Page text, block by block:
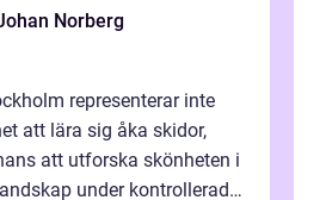
Norberg
representerar inte
att lära sig åka skidor,
att utforska skönheten i
under kontrollerade